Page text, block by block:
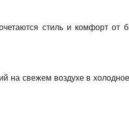
стиль и комфорт от
на свежем воздухе в